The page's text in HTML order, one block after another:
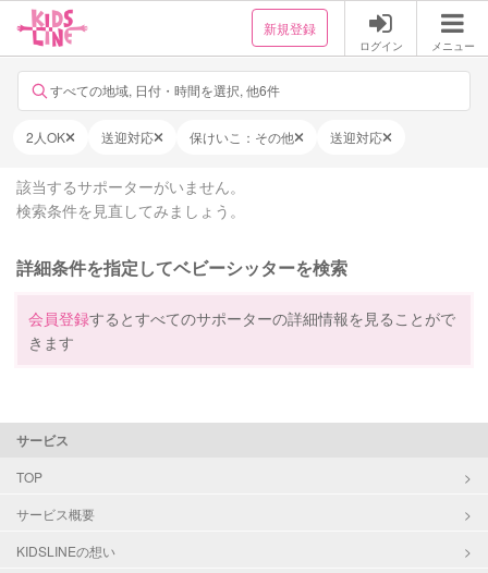
新規登録
ログイン メニュー
すべての地域, 日付・時間を選択, 他6件
2人OK 送迎対応 保けいこ：その他 送迎対応
該当するサポーターがいません。
検索条件を見直してみましょう。
詳細条件を指定してベビーシッターを検索
会員登録するとすべてのサポーターの詳細情報を見ることがで
きます
サービス
TOP
サービス概要
KIDSLINEの想い